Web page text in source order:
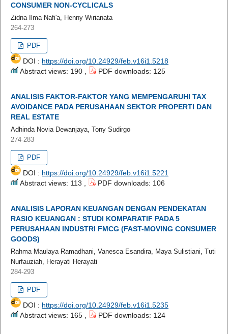
CONSUMER NON-CYCLICALS
Zidna Ilma Nafi'a, Henny Wirianata
264-273
PDF
DOI : https://doi.org/10.24929/feb.v16i1.5218
Abstract views: 190 ,
PDF downloads: 125
ANALISIS FAKTOR-FAKTOR YANG MEMPENGARUHI TAX
AVOIDANCE PADA PERUSAHAAN SEKTOR PROPERTI DAN
REAL ESTATE
Adhinda Novia Dewanjaya, Tony Sudirgo
274-283
PDF
DOI : https://doi.org/10.24929/feb.v16i1.5221
Abstract views: 113 ,
PDF downloads: 106
ANALISIS LAPORAN KEUANGAN DENGAN PENDEKATAN
RASIO KEUANGAN : STUDI KOMPARATIF PADA 5
PERUSAHAAN INDUSTRI FMCG (FAST-MOVING CONSUMER
GOODS)
Rahma Maulaya Ramadhani, Vanesca Esandira, Maya Sulistiani, Tuti
Nurfauziah, Herayati Herayati
284-293
PDF
DOI : https://doi.org/10.24929/feb.v16i1.5235
Abstract views: 165 ,
PDF downloads: 124